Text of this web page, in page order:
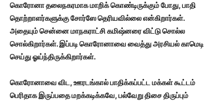
கொரோனா தலைநகரமாக மாறிக் கொண்டிருக்கும் போது, பாதி
தொற்றாளர்களுக்கு சோர்ஸே தெரியவில்லை என்கிறார்கள்.
அதையும் சென்னை மாநகராட்சி கமிஷ்னரை விட்டு சொல்ல
சொல்கிறார்கள். இப்படி கொரோனாவை வைத்து அரசியல் காமெடி
செய்து ஓய்ந்திருக்கிறார்கள்.
கொரோனாவை விட, ஊரடங்கால் பாதிக்கப்பட்ட மக்கள் கூட்டம்
பெரிதாக இருப்பதை மறக்கடிக்கவே, பல்வேறு திசை திருப்பும்